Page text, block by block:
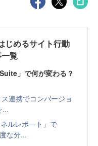
じめるサイト行動
覧
」で何が変わる？
連携でコンバージョ
...
ルレポ―ト」で
な分...